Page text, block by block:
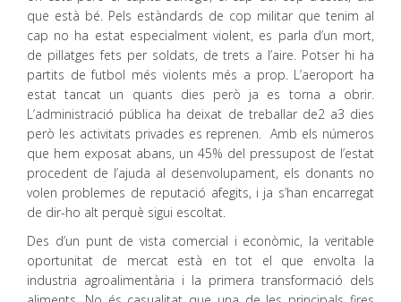
que està bé. Pels estàndards de cop militar que tenim al
cap no ha estat especialment violent, es parla d’un mort,
de pillatges fets per soldats, de trets a l’aire. Potser hi ha
partits de futbol més violents més a prop. L’aeroport ha
estat tancat un quants dies però ja es torna a obrir.
L’administració pública ha deixat de treballar de2 a3 dies
però les activitats privades es reprenen. Amb els números
que hem exposat abans, un 45% del pressupost de l’estat
procedent de l’ajuda al desenvolupament, els donants no
volen problemes de reputació afegits, i ja s’han encarregat
de dir-ho alt perquè sigui escoltat.
Des d’un punt de vista comercial i econòmic, la veritable
oportunitat de mercat està en tot el que envolta la
industria agroalimentària i la primera transformació dels